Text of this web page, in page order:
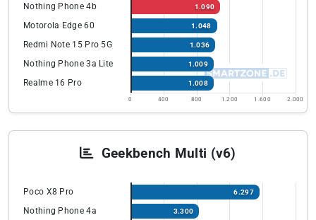
Nothing Phone 4b 1.090
Motorola Edge 60 1.048
Redmi Note 15 Pro 5G 1.036
Nothing Phone 3a Lite 1.009
Realme 16 Pro 1.008
0 400 800 1.200 1.600 2.000
Geekbench Multi (v6)
Poco X8 Pro 6.297
Nothing Phone 4a 3.300